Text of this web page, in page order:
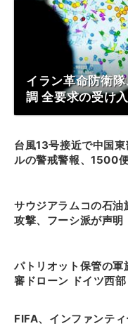
イラン革命防衛
調 全要求の受け
台風13号接近で中国
ルの警戒警報、1500
サウジアラムコの石油
攻撃、フーシ派が声明
パトリオット保管の軍
審ドローン ドイツ西部
FIFA、インファンテ